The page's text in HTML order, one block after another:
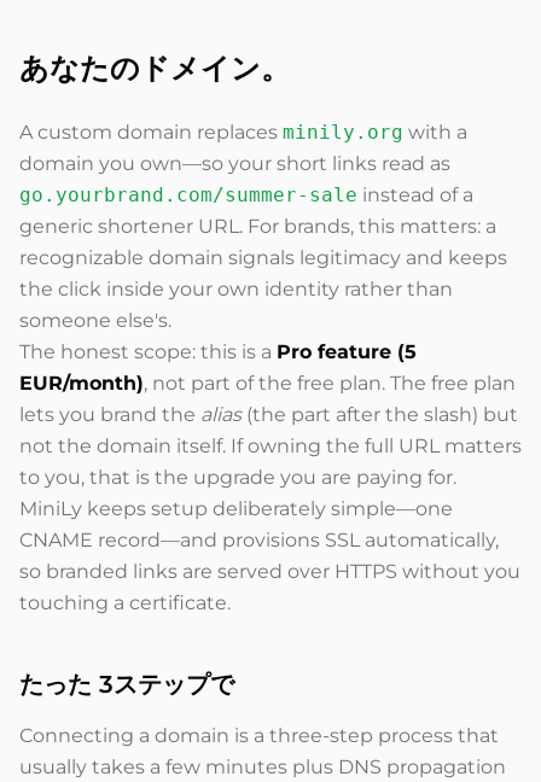
あなたのドメイン。
A custom domain replaces minily.org with a
domain you own—so your short links read as
go.yourbrand.com/summer-sale instead of a
generic shortener URL. For brands, this matters: a
recognizable domain signals legitimacy and keeps
the click inside your own identity rather than
someone else's.
The honest scope: this is a Pro feature (5
EUR/month), not part of the free plan. The free plan
lets you brand the alias(the part after the slash) but
not the domain itself. If owning the full URL matters
to you, that is the upgrade you are paying for.
MiniLy keeps setup deliberately simple—one
CNAME record—and provisions SSL automatically,
so branded links are served over HTTPS without you
touching a certificate.
たった 3ステップで
Connecting a domain is a three-step process that
usually takes a few minutes plus DNS propagation